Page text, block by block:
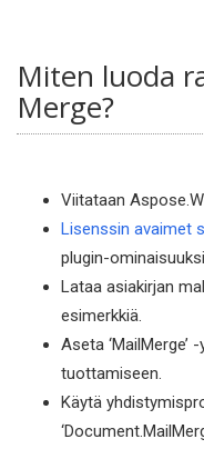
Miten luoda
Merge?
Viitataan
Lisenssin avaimet
plugin-
Lataa asiakirjan
esimerkkiä.
Aseta
tuottamiseen.
Käytä